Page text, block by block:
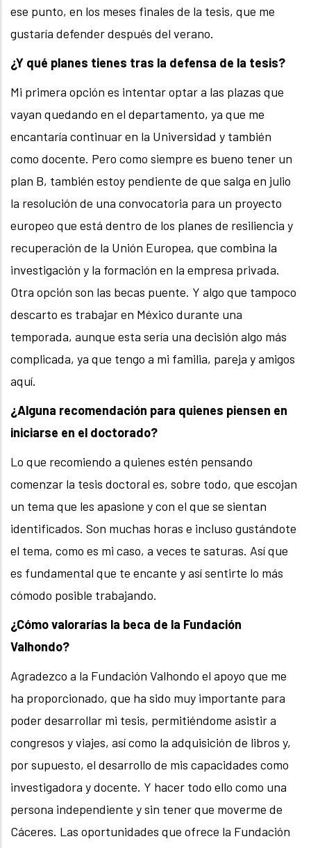
ese punto, en los meses finales de la tesis, que me
gustaría defender después del verano.
¿Y qué planes tienes tras la defensa de la tesis?
Mi primera opción es intentar optar a las plazas que
vayan quedando en el departamento, ya que me
encantaría continuar en la Universidad y también
como docente. Pero como siempre es bueno tener un
plan B, también estoy pendiente de que salga en julio
la resolución de una convocatoria para un proyecto
europeo que está dentro de los planes de resiliencia y
recuperación de la Unión Europea, que combina la
investigación y la formación en la empresa privada.
Otra opción son las becas puente. Y algo que tampoco
descarto es trabajar en México durante una
temporada, aunque esta sería una decisión algo más
complicada, ya que tengo a mi familia, pareja y amigos
aquí.
¿Alguna recomendación para quienes piensen en
iniciarse en el doctorado?
Lo que recomiendo a quienes estén pensando
comenzar la tesis doctoral es, sobre todo, que escojan
un tema que les apasione y con el que se sientan
identificados. Son muchas horas e incluso gustándote
el tema, como es mi caso, a veces te saturas. Así que
es fundamental que te encante y así sentirte lo más
cómodo posible trabajando.
¿Cómo valorarías la beca de la Fundación
Valhondo?
Agradezco a la Fundación Valhondo el apoyo que me
ha proporcionado, que ha sido muy importante para
poder desarrollar mi tesis, permitiéndome asistir a
congresos y viajes, así como la adquisición de libros y,
por supuesto, el desarrollo de mis capacidades como
investigadora y docente. Y hacer todo ello como una
persona independiente y sin tener que moverme de
Cáceres. Las oportunidades que ofrece la Fundación